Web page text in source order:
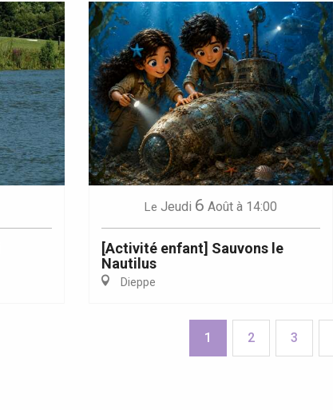
Le Jeudi 6 Août à 14:00
[Activité enfant] Sauvons le
Nautilus
Dieppe
1 2 3